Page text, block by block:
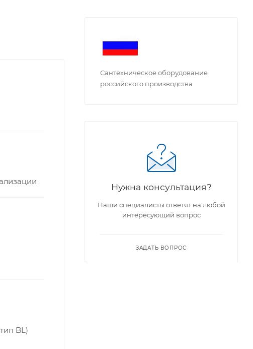
BL)
Сантехническое оборудование
российского производства
Нужна консультация?
Наши специалисты ответят на любой
интересующий вопрос
ЗАДАТЬ ВОПРОС